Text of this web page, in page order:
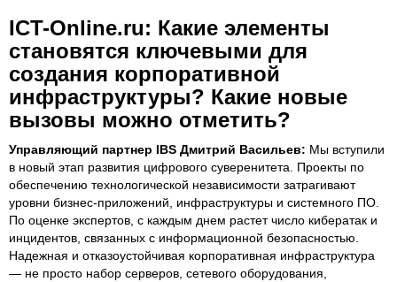
ICT-Online.ru: Какие элементы
становятся ключевыми для
создания корпоративной
инфраструктуры? Какие новые
вызовы можно отметить?
Управляющий партнер IBS Дмитрий Васильев: Мы вступили
в новый этап развития цифрового суверенитета. Проекты по
обеспечению технологической независимости затрагивают
уровни бизнес-приложений, инфраструктуры и системного ПО.
По оценке экспертов, с каждым днем растет число кибератак и
инцидентов, связанных с информационной безопасностью.
Надежная и отказоустойчивая корпоративная инфраструктура
— не просто набор серверов, сетевого оборудования,